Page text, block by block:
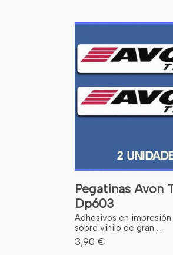
Pegatinas Avon
Dp603
Adhesivos en
sobre vinilo de gran ...
3,90 €